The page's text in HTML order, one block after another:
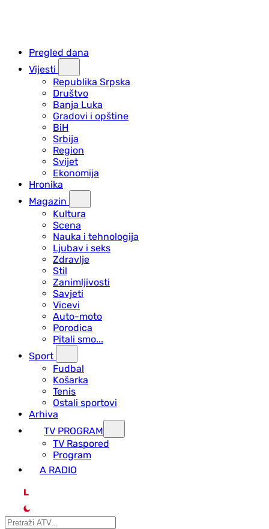
Pregled dana
Vijesti
Republika Srpska
Društvo
Banja Luka
Gradovi i opštine
BiH
Srbija
Region
Svijet
Ekonomija
Hronika
Magazin
Kultura
Scena
Nauka i tehnologija
Ljubav i seks
Zdravlje
Stil
Zanimljivosti
Savjeti
Vicevi
Auto-moto
Porodica
Pitali smo...
Sport
Fudbal
Košarka
Tenis
Ostali sportovi
Arhiva
TV PROGRAM
ТV Raspored
Program
A RADIO
L